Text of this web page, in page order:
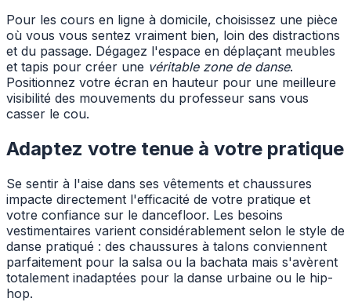
Pour les cours en ligne à domicile, choisissez une pièce
où vous vous sentez vraiment bien, loin des distractions
et du passage. Dégagez l'espace en déplaçant meubles
et tapis pour créer une véritable zone de danse.
Positionnez votre écran en hauteur pour une meilleure
visibilité des mouvements du professeur sans vous
casser le cou.
Adaptez votre tenue à votre pratique
Se sentir à l'aise dans ses vêtements et chaussures
impacte directement l'efficacité de votre pratique et
votre confiance sur le dancefloor. Les besoins
vestimentaires varient considérablement selon le style de
danse pratiqué : des chaussures à talons conviennent
parfaitement pour la salsa ou la bachata mais s'avèrent
totalement inadaptées pour la danse urbaine ou le hip-
hop.